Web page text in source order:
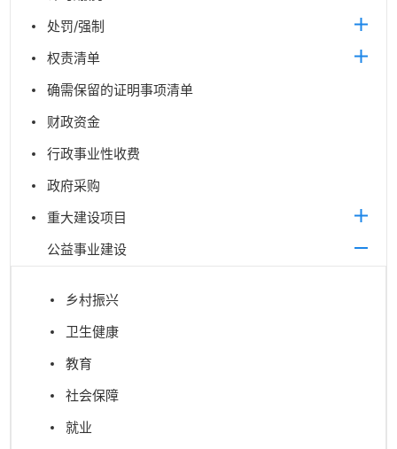
处罚/强制
权责清单
确需保留的证明事项清单
财政资金
行政事业性收费
政府采购
重大建设项目
公益事业建设
乡村振兴
卫生健康
教育
社会保障
就业